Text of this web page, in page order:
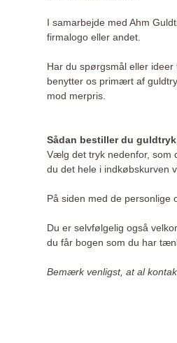
I samarbejde medAhm
firmalogo eller andet.
Har du spørgsmål eller
benytter os primært af
mod merpris.
Sådan bestiller du
Vælg det tryk nedenfor, som
du det hele i indkøbskurven
På siden med de personlige
Du er selvfølgelig også
du får bogen som du har
Bemærk venligst, at al